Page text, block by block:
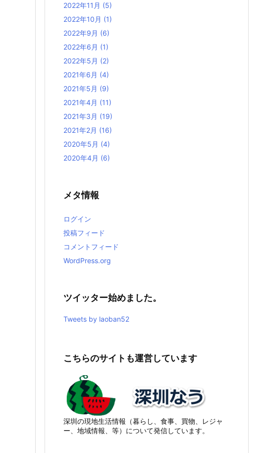
2022年11月 (5)
2022年10月 (1)
2022年9月 (6)
2022年6月 (1)
2022年5月 (2)
2021年6月 (4)
2021年5月 (9)
2021年4月 (11)
2021年3月 (19)
2021年2月 (16)
2020年5月 (4)
2020年4月 (6)
メタ情報
ログイン
投稿フィード
コメントフィード
WordPress.org
ツイッター始めました。
Tweets by laoban52
こちらのサイトも運営しています
深圳の現地生活情報（暮らし、食事、買物、レジャ
ー、地域情報、等）について発信しています。